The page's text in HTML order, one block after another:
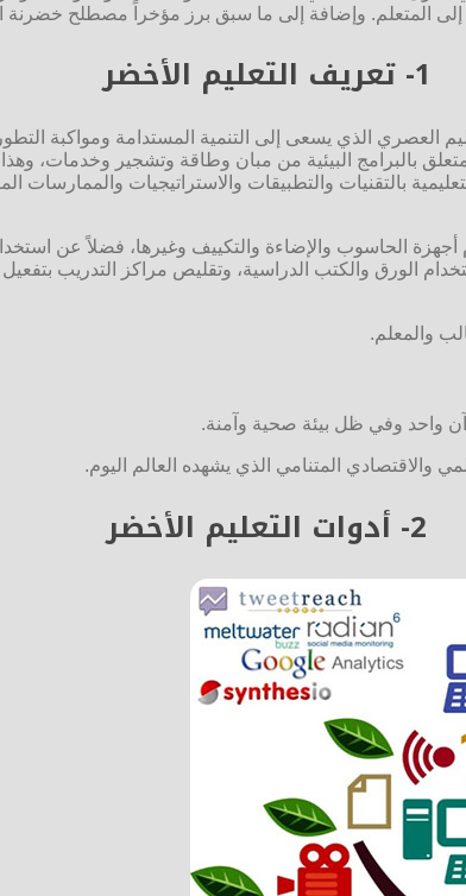
إلى المتعلم. وإضافة إلى ما سبق برز مؤخراً مصطلح
1- تعريف التعليم الأخضر
العصري الذي يسعى إلى التنمية المستدامة ومواكبة
بالبرامج البيئية من مبان وطاقة وتشجير وخدمات،
بالتقنيات والتطبيقات والاستراتيجيات والممارسات
الحاسوب والإضاءة والتكييف وغيرها، فضلاً عن
الورق والكتب الدراسية، وتقليص مراكز التدريب
والمعلم.
واحد وفي ظل بيئة صحية وآمنة.
والاقتصادي المتنامي الذي يشهده العالم اليوم.
2- أدوات التعليم الأخضر